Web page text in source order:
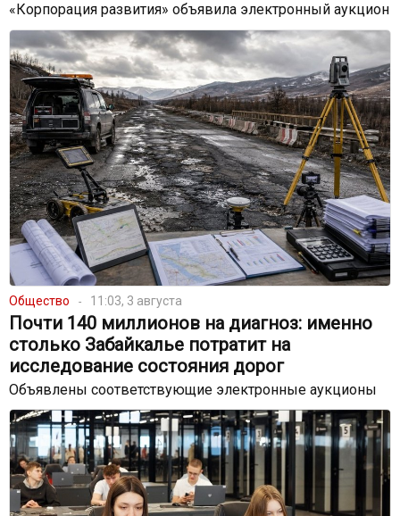
«Корпорация развития» объявила электронный аукцион
Общество 11:03, 3 августа
Почти 140 миллионов на диагноз: именно
столько Забайкалье потратит на
исследование состояния дорог
Объявлены соответствующие электронные аукционы